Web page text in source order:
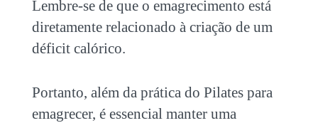
Lembre-se de que o emagrecimento está
diretamente relacionado à criação de um
déficit calórico.
Portanto, além da prática do Pilates para
emagrecer, é essencial manter uma